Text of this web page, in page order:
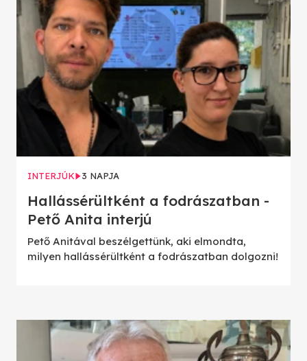
INTERJÚK 3 NAPJA
Hallássérültként a fodrászatban -
Pető Anita interjú
Pető Anitával beszélgettünk, aki elmondta,
milyen hallássérültként a fodrászatban dolgozni!